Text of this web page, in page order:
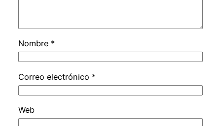
Nombre *
Correo electrónico *
Web